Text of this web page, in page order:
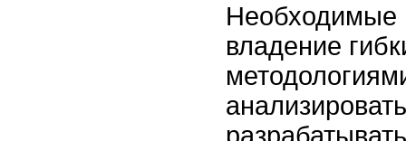
Необходимые
владение